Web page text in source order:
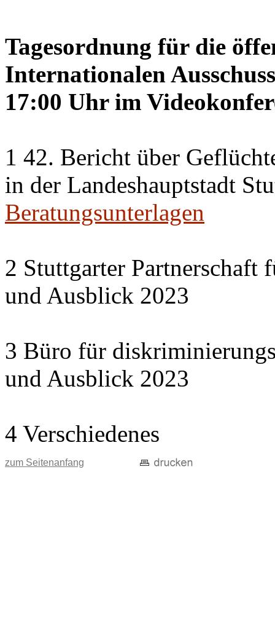
Tagesordnung für die
Internationalen
17:00 Uhr im
1 42. Bericht über
in der Landeshauptstadt
Beratungsunterlagen
2 Stuttgarter Partnerschaft
und Ausblick 2023
3 Büro für
und Ausblick 2023
4 Verschiedenes
zum Seitenanfang